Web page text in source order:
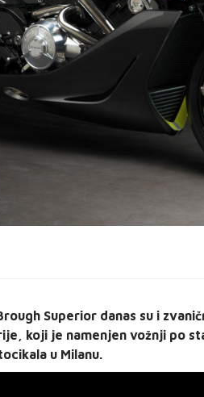
Superior danas su i
koji je namenjen vožnji po
u Milanu.